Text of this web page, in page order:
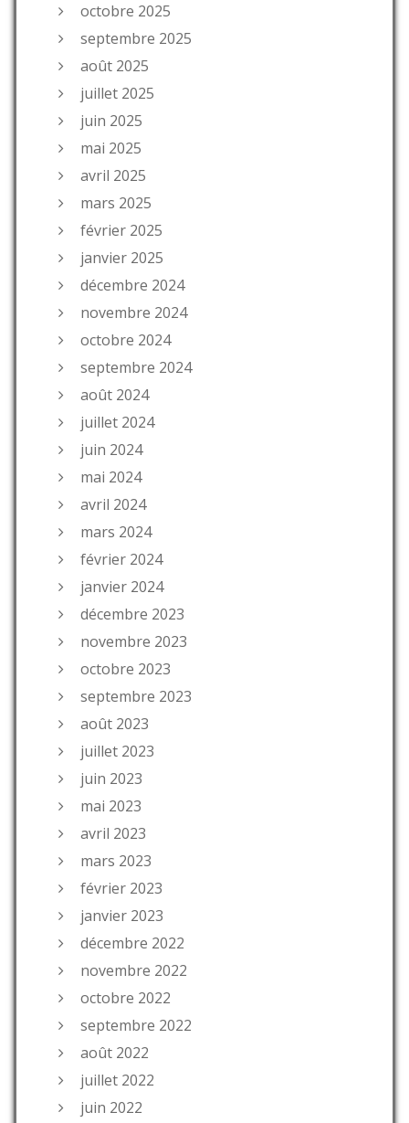
octobre 2025
septembre 2025
août 2025
juillet 2025
juin 2025
mai 2025
avril 2025
mars 2025
février 2025
janvier 2025
décembre 2024
novembre 2024
octobre 2024
septembre 2024
août 2024
juillet 2024
juin 2024
mai 2024
avril 2024
mars 2024
février 2024
janvier 2024
décembre 2023
novembre 2023
octobre 2023
septembre 2023
août 2023
juillet 2023
juin 2023
mai 2023
avril 2023
mars 2023
février 2023
janvier 2023
décembre 2022
novembre 2022
octobre 2022
septembre 2022
août 2022
juillet 2022
juin 2022